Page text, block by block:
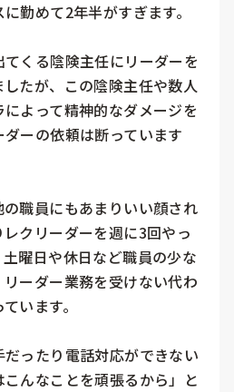
勤めて2年半がすぎます。
くる陰険主任にリーダーを
たが、この陰険主任や数人
よって精神的なダメージを
ーの依頼は断っています
職員にもあまりいい顔され
クリーダーを週に3回やっ
曜日や休日など職員の少な
ーダー業務を受けない代わ
います。
ったり電話対応ができない
んなことを頑張るから」と